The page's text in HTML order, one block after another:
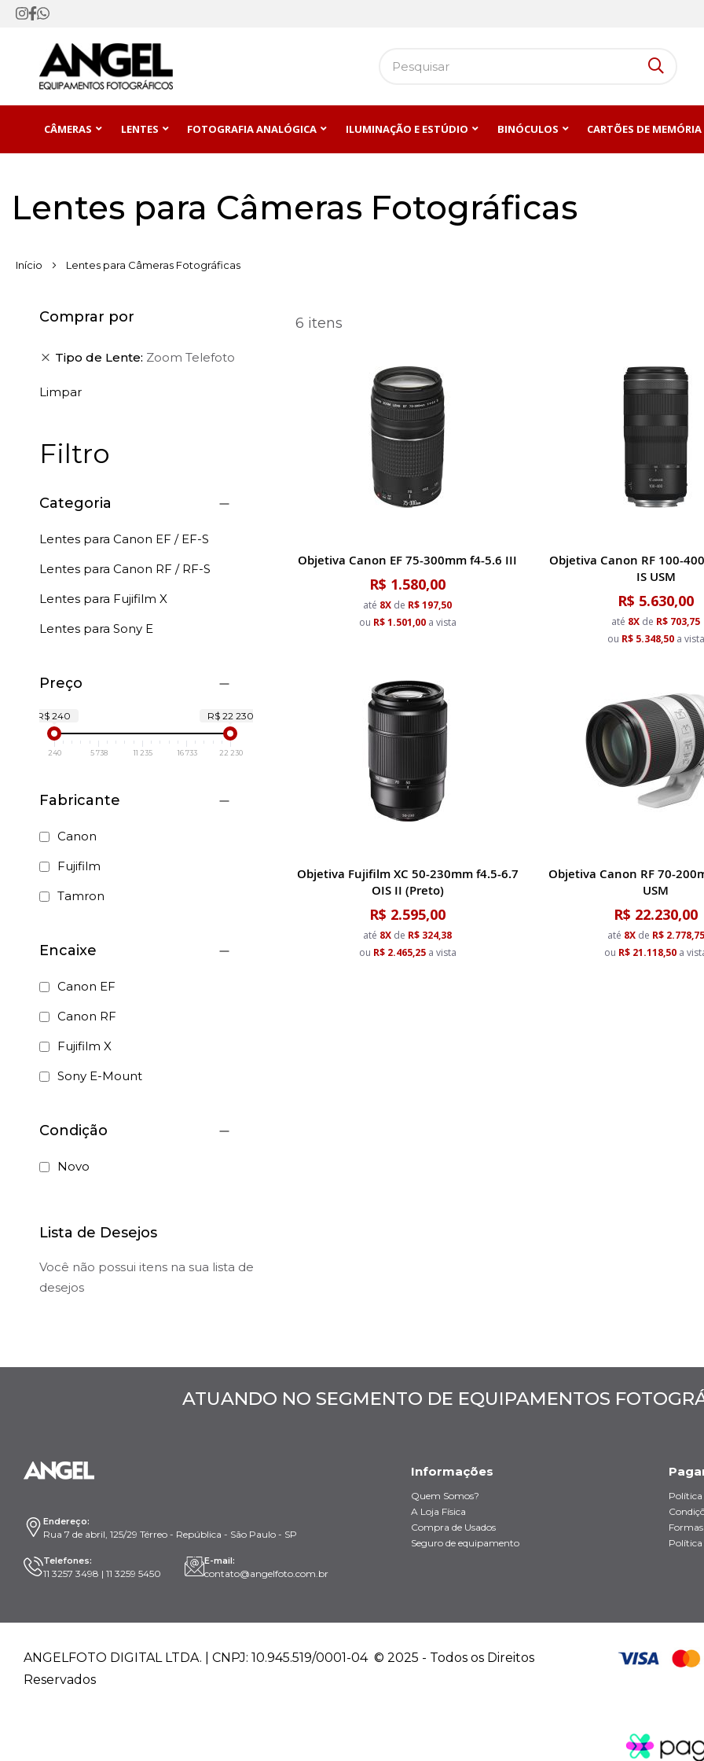
CÂMERAS LENTES FOTOGRAFIA ANALÓGICA ILUMINAÇÃO E ESTÚDIO BINÓCULOS CARTÕES DE MEMÓRIA
Lentes para Câmeras Fotográficas
Início Lentes para Câmeras Fotográficas
6 itens
Objetiva Canon EF 75-300mm f4-5.6 III
R$ 1.580,00
até 8X de R$ 197,50
ou R$ 1.501,00a vista
Objetiva Canon RF 100-
IS USM
R$ 5.630,00
até 8X de R$ 703,75
ou R$ 5.348,50a vista
Objetiva Fujifilm XC 50-230mm f4.5-6.7
OIS II (Preto)
R$ 2.595,00
até 8X de R$ 324,38
ou R$ 2.465,25a vista
Objetiva Canon RF 70-
USM
R$ 22.230,00
até 8Xde R$ 2.778,75
ou R$ 21.118,50 a
Comprar por
Tipo de Lente Zoom Telefoto
Limpar
Filtro
Categoria
Lentes para Canon EF / EF-S
Lentes para Canon RF / RF-S
Lentes para Fujifilm X
Lentes para Sony E
Preço
R$ 240 R$ 22 230
240 5 738 11 235 16 733 22 230
Fabricante
Canon
Fujifilm
Tamron
Encaixe
Canon EF
Canon RF
Fujifilm X
Sony E-Mount
Condição
Novo
Lista de Desejos
Você não possui itens na sua lista de
desejos
ATUANDO NO SEGMENTO DE EQUIPAMENTOS
Endereço:
Rua 7 de abril, 125/29 Térreo - República - São Paulo - SP
Telefones:
11 3257 3498 | 11 3259 5450
E-mail:
contato@angelfoto.com.br
Informações
Quem Somos?
A Loja Física
Compra de Usados
Seguro de equipamento
Política
Política
ANGELFOTO DIGITAL LTDA. | CNPJ: 10.945.519/0001-04 © 2025 - Todos os Direitos
Reservados